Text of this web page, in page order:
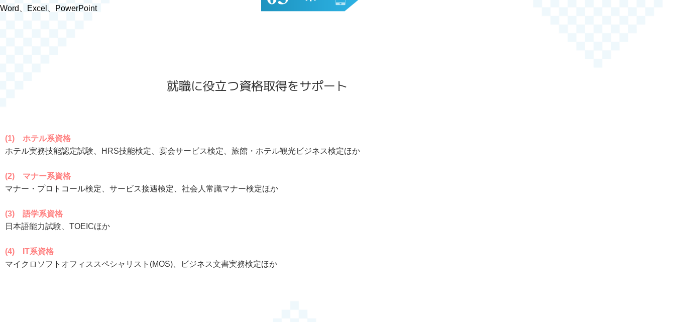
Word、Excel、PowerPoint
就職に役立つ資格取得をサポート
(1) ホテル系資格
ホテル実務技能認定試験、HRS技能検定、宴会サービス検定、旅館・ホテル観光ビジネス検定ほか
(2) マナー系資格
マナー・プロトコール検定、サービス接遇検定、社会人常識マナー検定ほか
(3) 語学系資格
日本語能力試験、TOEICほか
(4) IT系資格
マイクロソフトオフィススペシャリスト(MOS)、ビジネス文書実務検定ほか